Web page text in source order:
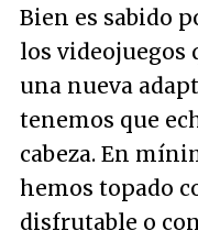
Bien es sabido
los videojuegos
una nueva
tenemos que
cabeza. En
hemos topado
disfrutable o